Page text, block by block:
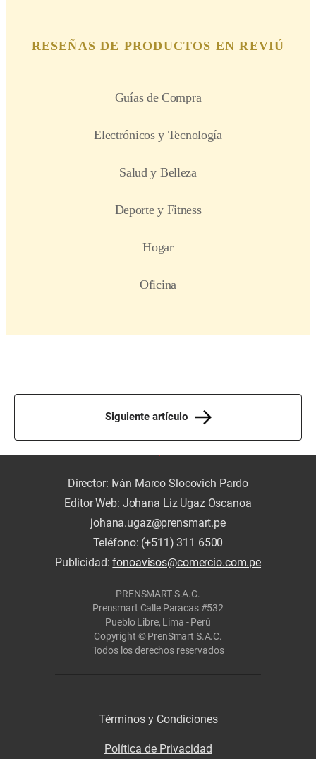
Siguiente artículo
Director: Iván Marco Slocovich Pardo
Editor Web: Johana Liz Ugaz Oscanoa
johana.ugaz@prensmart.pe
Teléfono: (+511) 311 6500
Publicidad:fonoavisos@comercio.com.pe
PRENSMART S.A.C.
Prensmart Calle Paracas #532
Pueblo Libre, Lima - Perú
Copyright © PrenSmart S.A.C.
Todos los derechos reservados
Términos y Condiciones
Política de Privacidad